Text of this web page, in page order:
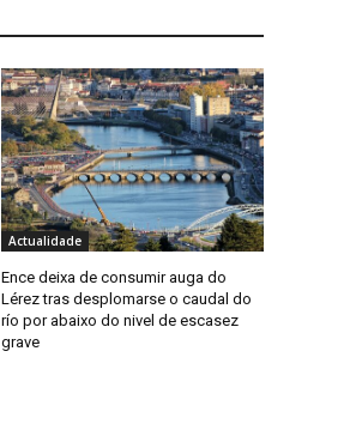
Actualidade
Ence deixa de consumir auga do
Lérez tras desplomarse o caudal do
río por abaixo do nivel de escasez
grave